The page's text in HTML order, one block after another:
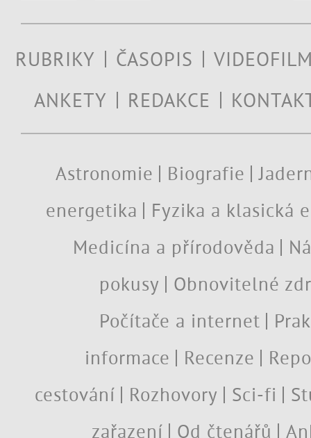
RUBRIKY ČASOPIS
ANKETY
REDAKCE
Astronomie Biografie
energetika
Fyzika a klasická
Medicína a přírodověda
pokusy
Obnovitelné
Počítače a internet
informace
Recenze
cestování
Rozhovory Sci-fi
zařazení
Od čtenářů